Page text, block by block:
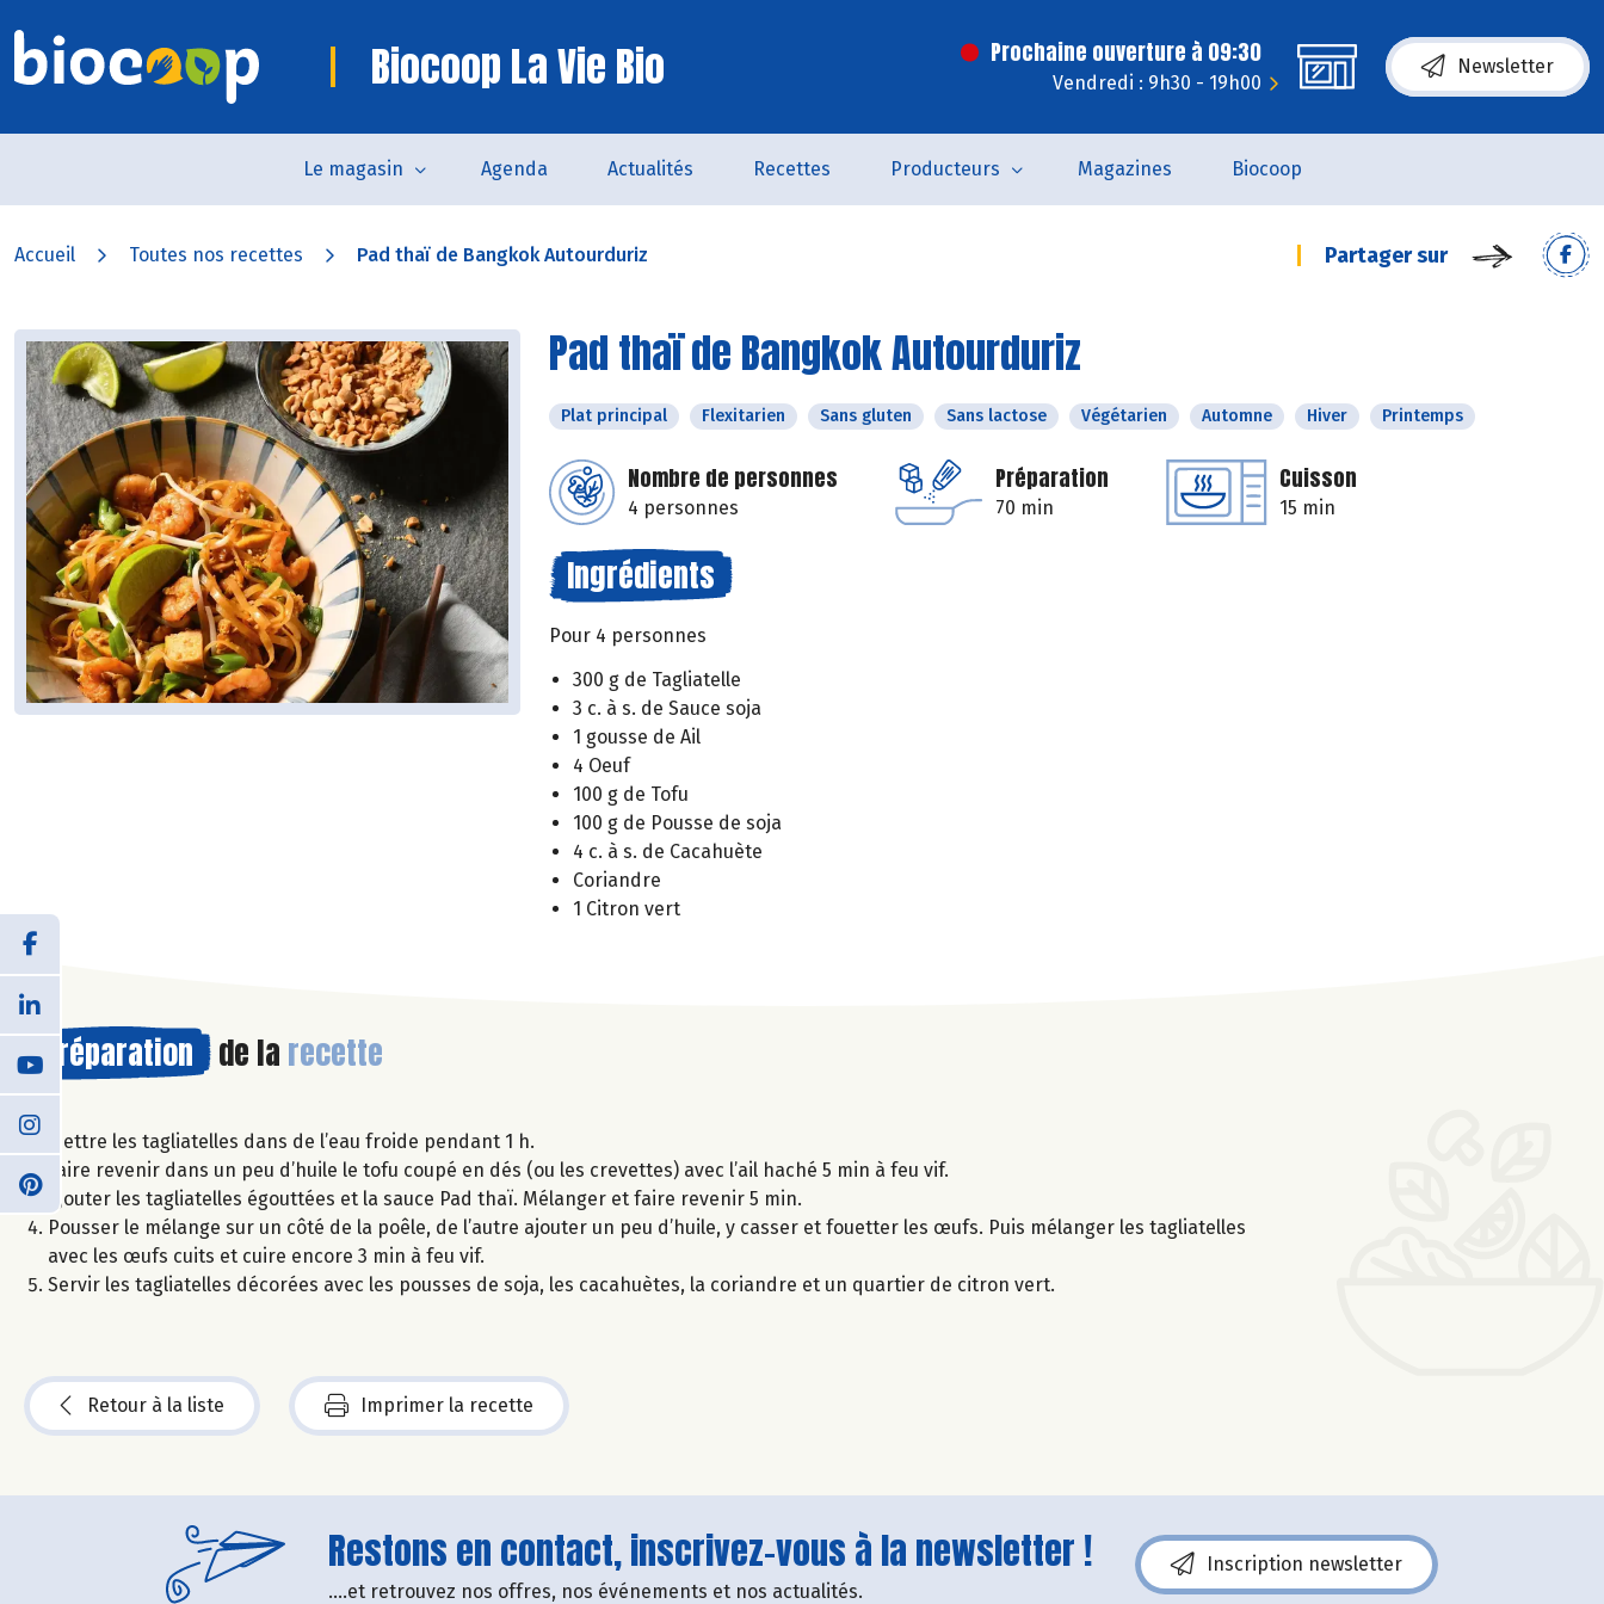
Biocoop La Vie Bio Prochaine ouverture à 09:30
Vendredi : 9h30 - 19h00
Newsletter
Le magasin Agenda Actualités Recettes Producteurs Magazines Biocoop
Accueil Toutes nos recettes Pad thaï de Bangkok Autourduriz Partager sur
Pad thaï de Bangkok Autourduriz
Plat principal Flexitarien Sans gluten Sans lactose Végétarien Automne Hiver Printemps
Nombre de personnes
4 personnes
Préparation
70 min
Cuisson
15 min
Ingrédients
Pour 4 personnes
300 g de Tagliatelle
3 c. à s. de Sauce soja
1 gousse de Ail
4 Oeuf
100 g de Tofu
100 g de Pousse de soja
4 c. à s. de Cacahuète
Coriandre
1 Citron vert
Préparation de la recette
Mettre les tagliatelles dans de l’eau froide pendant 1 h.
Faire revenir dans un peu d’huile le tofu coupé en dés (ou les crevettes) avec l’ail haché 5 min à feu vif.
Ajouter les tagliatelles égouttées et la sauce Pad thaï. Mélanger et faire revenir 5 min.
Pousser le mélange sur un côté de la poêle, de l’autre ajouter un peu d’huile, y casser et fouetter les œufs. Puis mélanger les tagliatelles
avec les œufs cuits et cuire encore 3 min à feu vif.
Servir les tagliatelles décorées avec les pousses de soja, les cacahuètes, la coriandre et un quartier de citron vert.
Retour à la liste Imprimer la recette
Restons en contact, inscrivez-vous à la newsletter !
....et retrouvez nos offres, nos événements et nos actualités.
Inscription newsletter